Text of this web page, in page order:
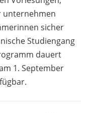
unternehmen
sicher
Studiengang
dauert
1. September